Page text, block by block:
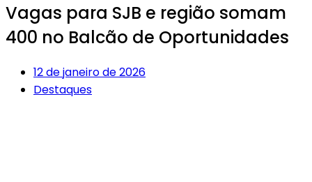
Vagas para SJB e região somam
400 no Balcão de Oportunidades
12 de janeiro de 2026
Destaques